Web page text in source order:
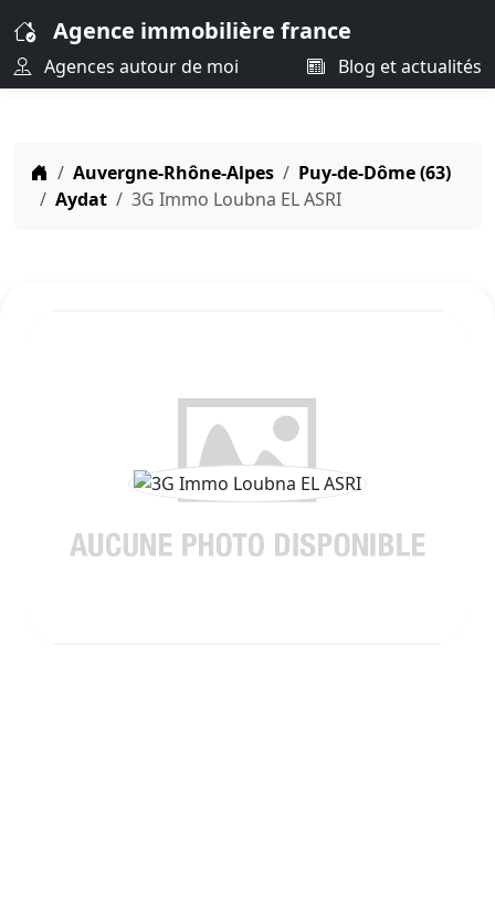
Agence immobilière france
Agences autour de moi Blog et actualités
Auvergne-Rhône-Alpes
Puy-de-Dôme (63)
Aydat
3G Immo Loubna EL ASRI